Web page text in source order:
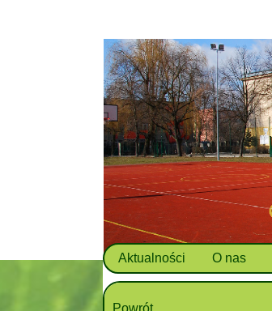
Aktualności O nas
Powrót